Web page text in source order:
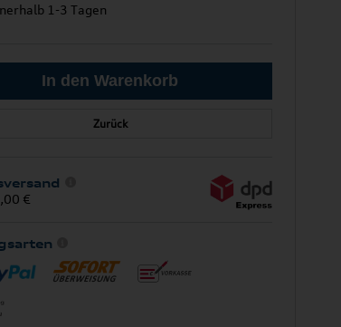
1-3 Tagen
Zurück
€